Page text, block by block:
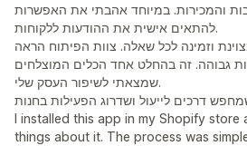
והמכירות. במיוחד אהבתי את האפשרות
להתאים אישית את ההודעות ללקוחות.
וזמינה לכל שאלה. צוות הפיתוח הראה
גבוהה. זה בהחלט אחד הכלים המוצלחים
שמצאתי לשיפור העסק שלי.
I installed this app in my Shopify
things about it. The process was